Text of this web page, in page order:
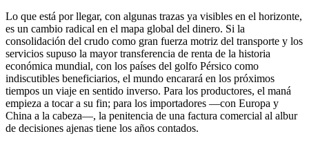
Lo que está por llegar, con algunas trazas ya visibles en el horizonte,
es un cambio radical en el mapa global del dinero. Si la
consolidación del crudo como gran fuerza motriz del transporte y los
servicios supuso la mayor transferencia de renta de la historia
económica mundial, con los países del golfo Pérsico como
indiscutibles beneficiarios, el mundo encarará en los próximos
tiempos un viaje en sentido inverso. Para los productores, el maná
empieza a tocar a su fin; para los importadores —con Europa y
China a la cabeza—, la penitencia de una factura comercial al albur
de decisiones ajenas tiene los años contados.